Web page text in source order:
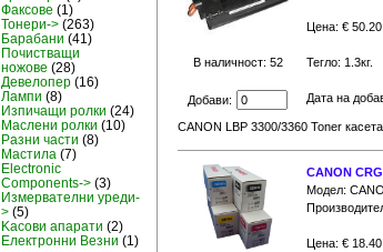
Факсове (1)
Тонери-> (263)
Барабани (41)
Почистващи
ножове (28)
Девелопер (16)
Лампи (8)
Изпичащи ролки (24)
Маслени ролки (10)
Разни части (8)
Мастила (7)
Electronic
Components-> (3)
Измервателни уреди-
> (5)
Kасови апарати (2)
Електронни Везни (1)
В наличност: 52
Добави:
Цена: € 50.20
Тегло: 1.3кг.
Дата на
CANON LBP 3300/3360 Toner
CANON
Модел:
Цена: € 18.40